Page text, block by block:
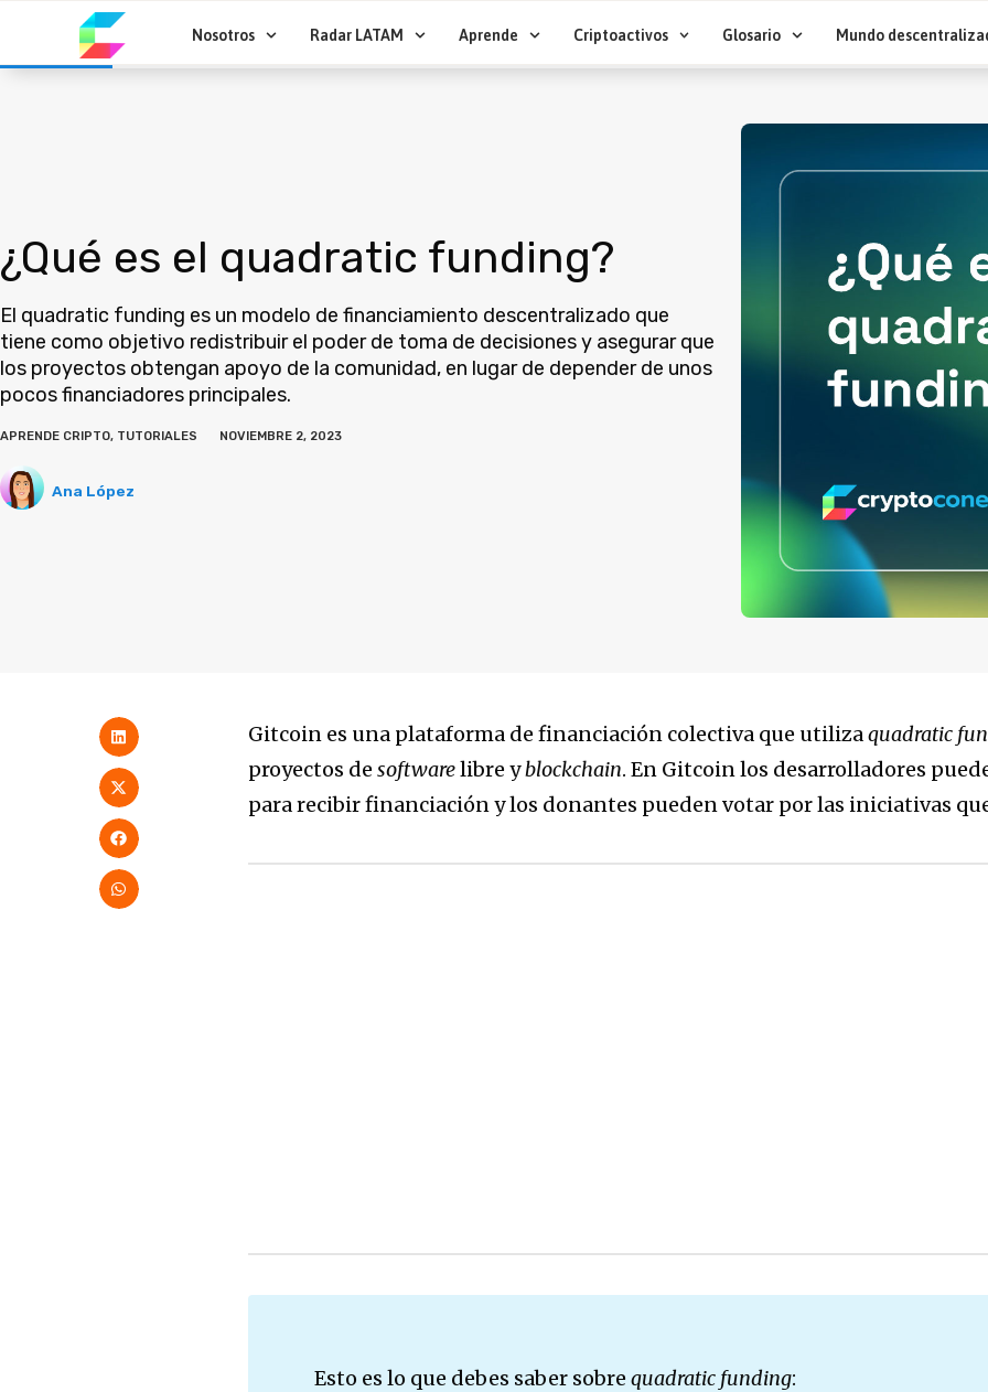
contenido
Nosotros Radar LATAM Aprende Criptoactivos Glosario Mundo
¿Qué es el quadratic funding?
El quadratic funding es un modelo de financiamiento descentralizado que
tiene como objetivo redistribuir el poder de toma de decisiones y asegurar que
los proyectos obtengan apoyo de la comunidad, en lugar de depender de unos
pocos financiadores principales.
APRENDE CRIPTO, TUTORIALES NOVIEMBRE 2, 2023
Ana López
Gitcoin es una plataforma de financiación colectiva que utilizaquadratic
proyectos desoftwarelibre yblockchain. En Gitcoin los desarrolladores
para recibir financiación y los donantes pueden votar por las iniciativas
Esto es lo que debes saber sobrequadratic funding: